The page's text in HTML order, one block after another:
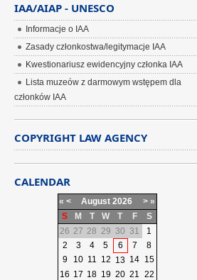
IAA/AIAP - UNESCO
Informacje o IAA
Zasady członkostwa/legitymacje IAA
Kwestionariusz ewidencyjny członka IAA
Lista muzeów z darmowym wstępem dla
członków IAA
COPYRIGHT LAW AGENCY
CALENDAR
« < August 2026 > »
S
M T W T F
S
26 27 28 29 30 31
1
2
3 4 5 6 7
8
9
10 11 12 13 14 15
16 17 18 19 20 21 22